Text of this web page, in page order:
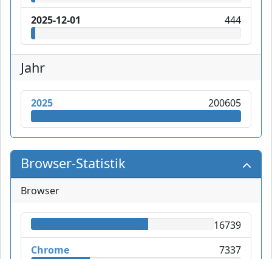
2025-12-01 444
Jahr
2025 200605
Browser-Statistik
Browser
16739
Chrome
7337